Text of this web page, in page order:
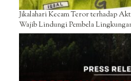
Jikalahari Kecam Teror terhadap
Wajib Lindungi Pembela